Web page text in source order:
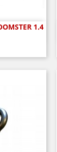
1.4